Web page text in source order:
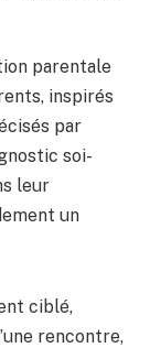
parentale
inspirés
par
soi-
leur
un
ciblé,
rencontre,